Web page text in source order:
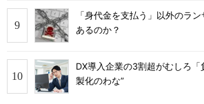
「身代金を支払う」以外のラ
あるのか？
DX導入企業の3割超がむしろ
製化のわな”